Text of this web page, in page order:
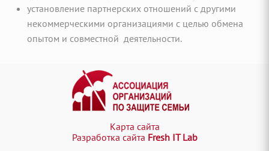
установление партнерских отношений с другими
некоммерческими организациями с целью обмена
опытом и совместной деятельности.
Карта сайта
Разработка сайта Fresh IT Lab